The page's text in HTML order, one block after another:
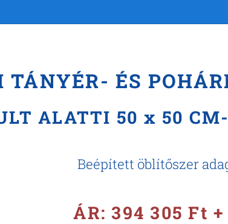
TÁNYÉR- ÉS
ALATTI 50 x 50
Beépített öblítőszer
ÁR: 394 305 Ft